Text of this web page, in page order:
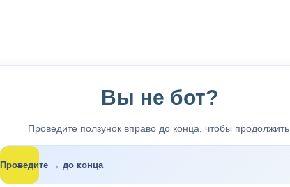
Вы не бот?
Проведите ползунок вправо до конца, чтобы продолжить.
Проведите → до конца
→